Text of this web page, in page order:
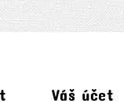
Váš účet